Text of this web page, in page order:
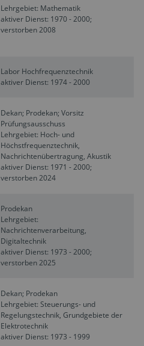
Lehrgebiet: Mathematik
aktiver Dienst: 1970 - 2000;
verstorben 2008
Labor Hochfrequenztechnik
aktiver Dienst: 1974 - 2000
Dekan; Prodekan; Vorsitz
Prüfungsausschuss
Lehrgebiet: Hoch- und
Höchstfrequenztechnik,
Nachrichtenübertragung, Akustik
aktiver Dienst: 1971 - 2000;
verstorben 2024
Prodekan
Lehrgebiet:
Nachrichtenverarbeitung,
Digitaltechnik
aktiver Dienst: 1973 - 2000;
verstorben 2025
Dekan; Prodekan
Lehrgebiet: Steuerungs- und
Regelungstechnik, Grundgebiete der
Elektrotechnik
aktiver Dienst: 1973 - 1999